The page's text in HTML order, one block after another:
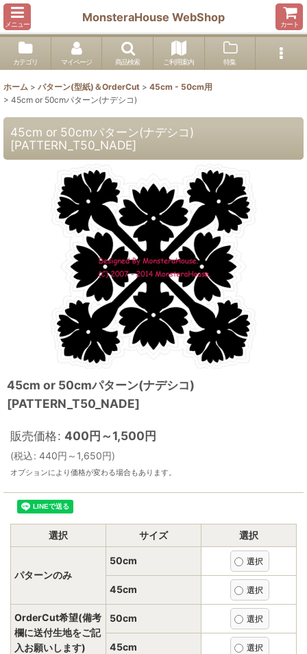
メニュー
MonsteraHouse WebShop
カート
カテゴリ マイページ 商品検索 ご利用案内 特集
ホーム > パターン(型紙)＆OrderCut > 45cm - 50cm用
> 45cm or 50cmパターン(ナデシコ)
45cm or 50cmパターン(ナデシコ)
[PATTERN_T50_NADE]
45cm or 50cmパターン(ナデシコ)
[PATTERN_T50_NADE]
販売価格: 400円～1,500円
(税込: 440円 ～1,650円)
オプションにより価格が変わる場合もあります。
選択 サイズ 選択
パターンのみ
50cm
45cm
OrderCut希望(備考
欄に送付生地をご記
入お願いします)
50cm
45cm